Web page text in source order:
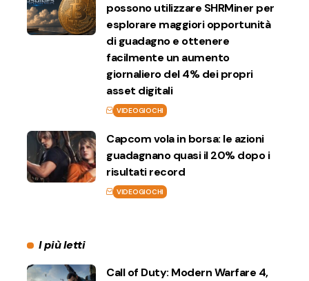
possono utilizzare SHRMiner per
esplorare maggiori opportunità
di guadagno e ottenere
facilmente un aumento
giornaliero del 4% dei propri
asset digitali
VIDEOGIOCHI
Capcom vola in borsa: le azioni
guadagnano quasi il 20% dopo i
risultati record
VIDEOGIOCHI
I più letti
Call of Duty: Modern Warfare 4,